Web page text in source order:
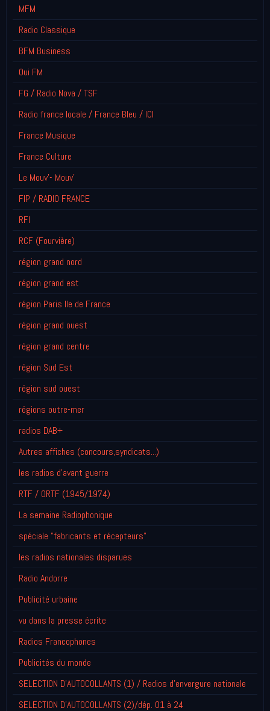
MFM
Radio Classique
BFM Business
Oui FM
FG / Radio Nova / TSF
Radio france locale / France Bleu / ICI
France Musique
France Culture
Le Mouv'- Mouv'
FIP / RADIO FRANCE
RFI
RCF (Fourvière)
région grand nord
région grand est
région Paris Ile de France
région grand ouest
région grand centre
région Sud Est
région sud ouest
régions outre-mer
radios DAB+
Autres affiches (concours,syndicats...)
les radios d'avant guerre
RTF / ORTF (1945/1974)
La semaine Radiophonique
spéciale "fabricants et récepteurs"
les radios nationales disparues
Radio Andorre
Publicité urbaine
vu dans la presse écrite
Radios Francophones
Publicités du monde
SELECTION D'AUTOCOLLANTS (1) / Radios d'envergure nationale
SELECTION D'AUTOCOLLANTS (2)/dép. 01 à 24